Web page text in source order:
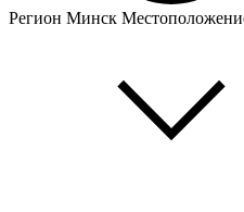
Регион Минск